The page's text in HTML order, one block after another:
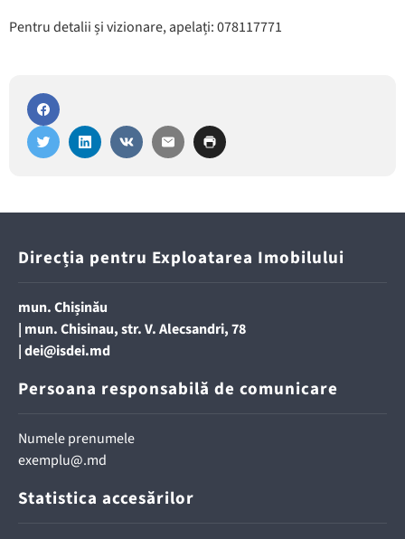
Pentru detalii și vizionare, apelați: 078117771
Direcția pentru Exploatarea Imobilului
mun. Chișinău
| mun. Chisinau, str. V. Alecsandri, 78
|dei@isdei.md
Persoana responsabilă de comunicare
Numele prenumele
exemplu@.md
Statistica accesărilor